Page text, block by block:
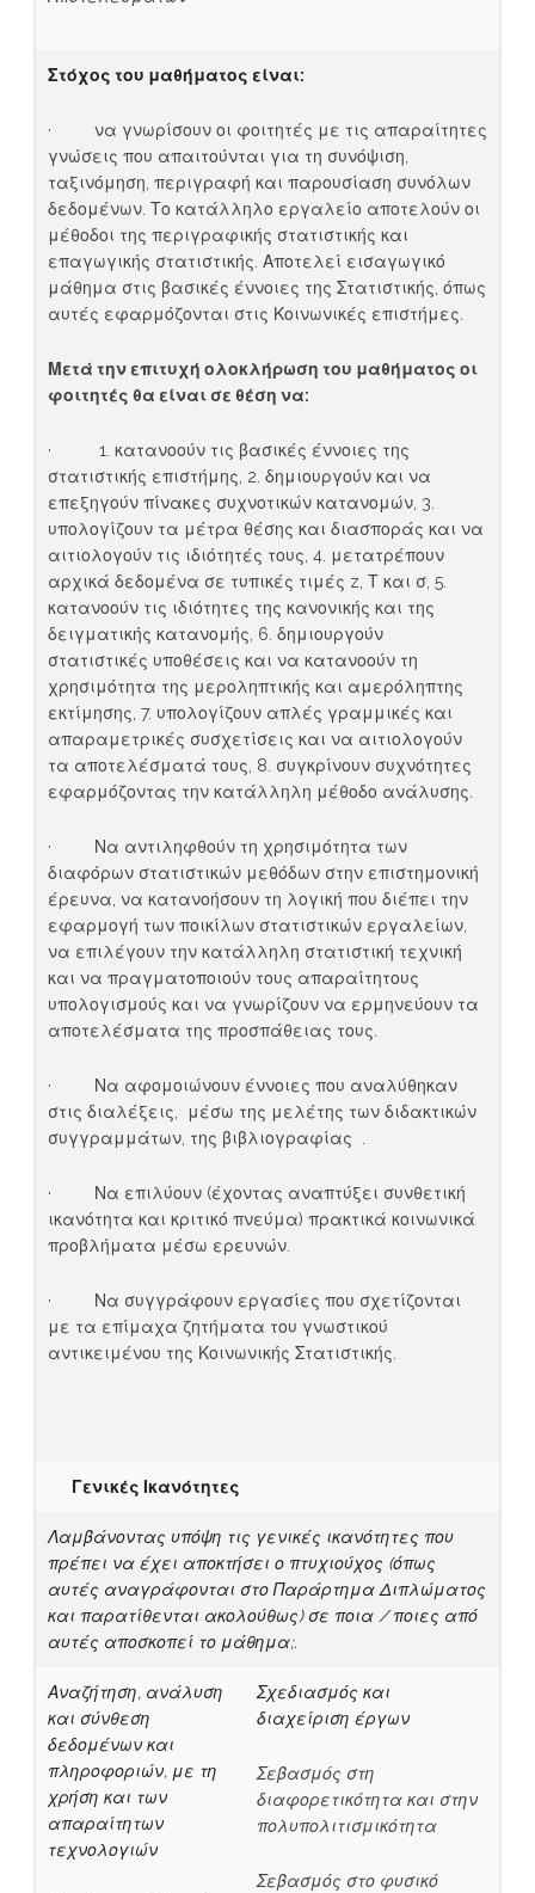
Στόχος του μαθήματος είναι:
· να γνωρίσουν οι φοιτητές με τις απαραίτητες
γνώσεις που απαιτούνται για τη συνόψιση,
ταξινόμηση, περιγραφή και παρουσίαση συνόλων
δεδομένων. Το κατάλληλο εργαλείο αποτελούν οι
μέθοδοι της περιγραφικής στατιστικής και
επαγωγικής στατιστικής. Αποτελεί εισαγωγικό
μάθημα στις βασικές έννοιες της Στατιστικής, όπως
αυτές εφαρμόζονται στις Κοινωνικές επιστήμες.
Μετά την επιτυχή ολοκλήρωση του μαθήματος οι
φοιτητές θα είναι σε θέση να:
· 1. κατανοούν τις βασικές έννοιες της
στατιστικής επιστήμης, 2. δημιουργούν και να
επεξηγούν πίνακες συχνοτικών κατανομών, 3.
υπολογίζουν τα μέτρα θέσης και διασποράς και να
αιτιολογούν τις ιδιότητές τους, 4. μετατρέπουν
αρχικά δεδομένα σε τυπικές τιμές z, Τ και σ, 5.
κατανοούν τις ιδιότητες της κανονικής και της
δειγματικής κατανομής, 6. δημιουργούν
στατιστικές υποθέσεις και να κατανοούν τη
χρησιμότητα της μεροληπτικής και αμερόληπτης
εκτίμησης, 7. υπολογίζουν απλές γραμμικές και
απαραμετρικές συσχετίσεις και να αιτιολογούν
τα αποτελέσματά τους, 8. συγκρίνουν συχνότητες
εφαρμόζοντας την κατάλληλη μέθοδο ανάλυσης.
· Να αντιληφθούν τη χρησιμότητα των
διαφόρων στατιστικών μεθόδων στην επιστημονική
έρευνα, να κατανοήσουν τη λογική που διέπει την
εφαρμογή των ποικίλων στατιστικών εργαλείων,
να επιλέγουν την κατάλληλη στατιστική τεχνική
και να πραγματοποιούν τους απαραίτητους
υπολογισμούς και να γνωρίζουν να ερμηνεύουν τα
αποτελέσματα της προσπάθειας τους.
· Να αφομοιώνουν έννοιες που αναλύθηκαν
στις διαλέξεις, μέσω της μελέτης των διδακτικών
συγγραμμάτων, της βιβλιογραφίας .
· Να επιλύουν (έχοντας αναπτύξει συνθετική
ικανότητα και κριτικό πνεύμα) πρακτικά κοινωνικά
προβλήματα μέσω ερευνών.
· Να συγγράφουν εργασίες που σχετίζονται
με τα επίμαχα ζητήματα του γνωστικού
αντικειμένου της Κοινωνικής Στατιστικής.
Γενικές Ικανότητες
Λαμβάνοντας υπόψη τις γενικές ικανότητες που
πρέπει να έχει αποκτήσει ο πτυχιούχος (όπως
αυτές αναγράφονται στο Παράρτημα Διπλώματος
και παρατίθενται ακολούθως) σε ποια / ποιες από
αυτές αποσκοπεί το μάθημα;.
Αναζήτηση, ανάλυση
και σύνθεση
δεδομένων και
πληροφοριών, με τη
χρήση και των
απαραίτητων
τεχνολογιών
Σχεδιασμός και
διαχείριση έργων
Σεβασμός στη
διαφορετικότητα και στην
πολυπολιτισμικότητα
Σεβασμός στο φυσικό